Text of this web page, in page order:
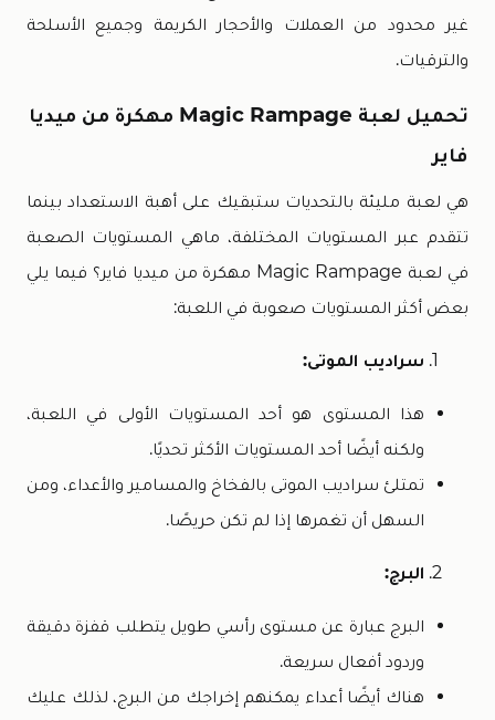
غير محدود من العملات والأحجار الكريمة وجميع الأسلحة
والترقيات.
تحميل لعبة Magic Rampage مهكرة من ميديا
فاير
هي لعبة مليئة بالتحديات ستبقيك على أهبة الاستعداد بينما
تتقدم عبر المستويات المختلفة، ماهي المستويات الصعبة
في لعبة Magic Rampage مهكرة من ميديا فاير؟ فيما يلي
بعض أكثر المستويات صعوبة في اللعبة:
سراديب الموتى:
هذا المستوى هو أحد المستويات الأولى في اللعبة،
ولكنه أيضًا أحد المستويات الأكثر تحديًا.
تمتلئ سراديب الموتى بالفخاخ والمسامير والأعداء، ومن
السهل أن تغمرها إذا لم تكن حريصًا.
البرج:
البرج عبارة عن مستوى رأسي طويل يتطلب قفزة دقيقة
وردود أفعال سريعة.
هناك أيضًا أعداء يمكنهم إخراجك من البرج، لذلك عليك